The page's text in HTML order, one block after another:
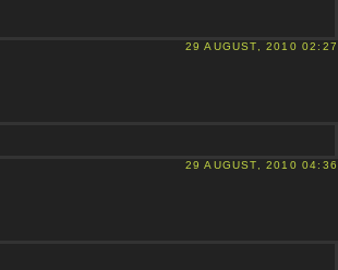
29 AUGUST, 2010 02:27
29 AUGUST, 2010 04:36